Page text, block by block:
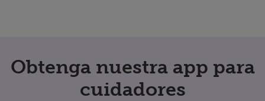
Obtenga nuestra app para
cuidadores